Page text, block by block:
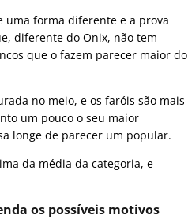
uma forma diferente e a prova
diferente do Onix, não tem
que o fazem parecer maior do
no meio, e os faróis são mais
um pouco o seu maior
longe de parecer um popular.
da média da categoria, e
os possíveis motivos